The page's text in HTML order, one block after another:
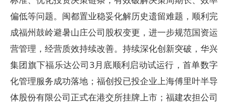
偏低等问题。闽都置业稳妥化解历史遗留难题，顺利完
成福州鼓岭避暑山庄公司股权变更，进一步规范国资运
营管理，经营质效持续改善。持续深化创新突破，华兴
集团旗下福乐达公司3月底顺利启动试运行，首单数字
化管理服务成功落地；福创投已投企业上海傅里叶半导
体股份有限公司正式在港交所挂牌上市；福建农担公司